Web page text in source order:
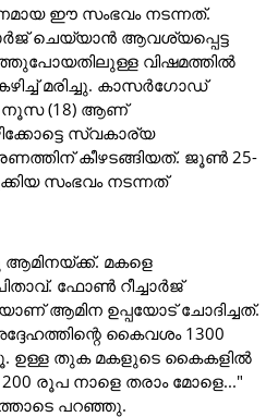
ഈ സംഭവം നടന്നത്.
ചെയ്യാൻ ആവശ്യപ്പെട്ട
വിഷമത്തിൽ
മരിച്ചു. കാസർഗോഡ്
നൂസ (18) ആണ്
സ്വകാര്യ
കീഴടങ്ങിയത്. ജൂൺ 25-
സംഭവം നടന്നത്
ആമിനയ്ക്ക്. മകളെ
ഫോൺ റീച്ചാർജ്
ആമിന ഉപ്പയോട് ചോദിച്ചത്.
കൈവശം 1300
ഉള്ള തുക മകളുടെ കൈകളിൽ
രൂപ നാളെ തരാം മോളെ..."
പറഞ്ഞു.